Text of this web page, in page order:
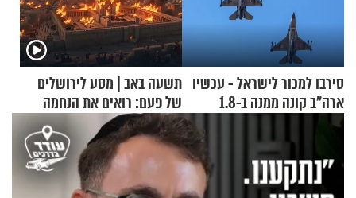
סירבו למכור לישראל - עכשיו
ארה"ב קונה ממנה ב-1.8
מיליארד דולר
תשעה באב | מסע לירושלים
של פעם: רואים את הנחמה